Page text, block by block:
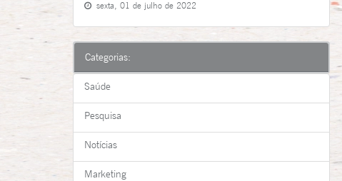
sexta, 01 de julho de 2022
Categorias:
Saúde
Pesquisa
Notícias
Marketing